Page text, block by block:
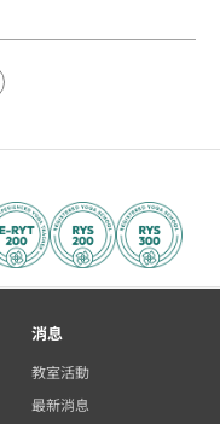
消息
教室活動
最新消息